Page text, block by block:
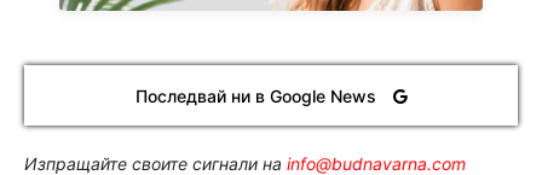
Последвай ни в Google News
Изпращайте своите сигнали на info@budnavarna.com